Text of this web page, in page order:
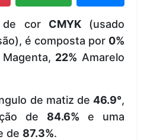
de cor CMYK(usado
é composta por 0%
Magenta, 22% Amarelo
de matiz de 46.9°,
de 84.6% e uma
de 87.3%.